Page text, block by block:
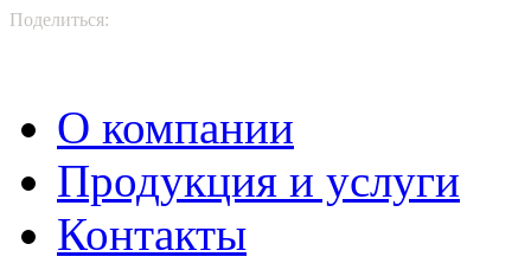
Поделиться:
О компании
Продукция и услуги
Контакты